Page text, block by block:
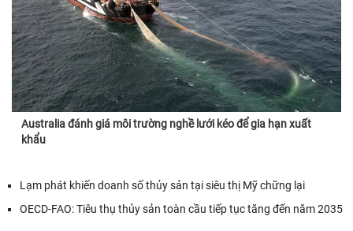
Australia đánh giá môi trường nghề lưới kéo để gia hạn xuất
khẩu
Lạm phát khiến doanh số thủy sản tại siêu thị Mỹ chững lại
OECD-FAO: Tiêu thụ thủy sản toàn cầu tiếp tục tăng đến năm 2035